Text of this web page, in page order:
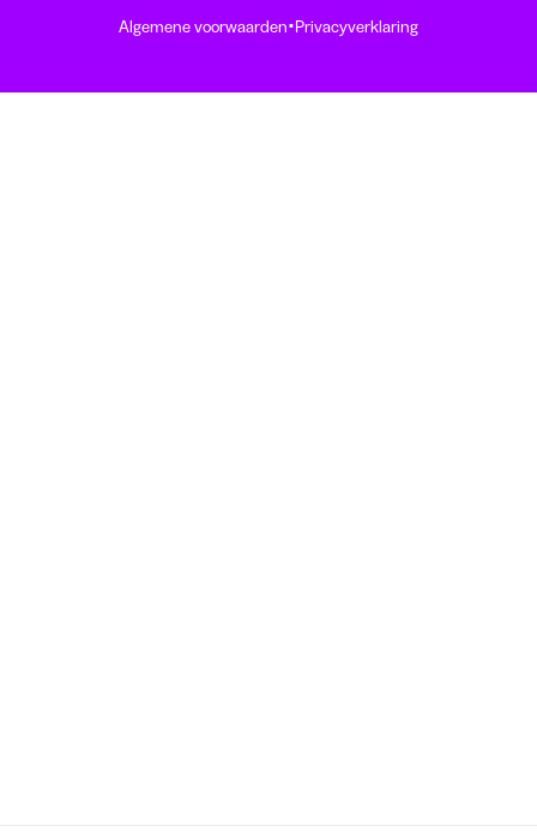
Algemene voorwaarden·Privacyverklaring